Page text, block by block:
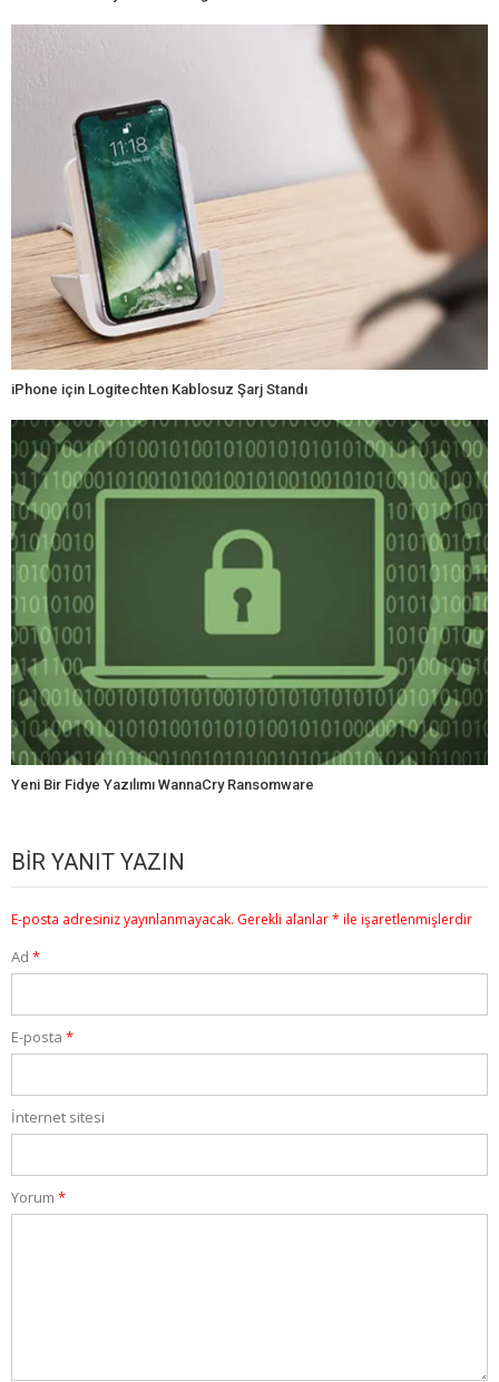
iPhone için Logitechten Kablosuz Şarj Standı
Yeni Bir Fidye Yazılımı WannaCry Ransomware
BIR YANIT YAZIN
E-posta adresiniz yayınlanmayacak. Gerekli alanlar* ile işaretlenmişlerdir
Ad *
E-posta *
İnternet sitesi
Yorum *